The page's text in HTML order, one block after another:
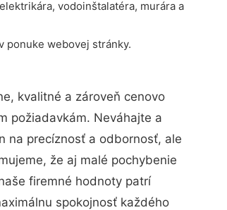
vodoinštalatéra, murára a
ponuke webovej stránky.
kvalitné a zároveň cenovo
požiadavkám. Neváhajte a
na precíznosť a odbornosť, ale
že aj malé pochybenie
firemné hodnoty patrí
spokojnosť každého